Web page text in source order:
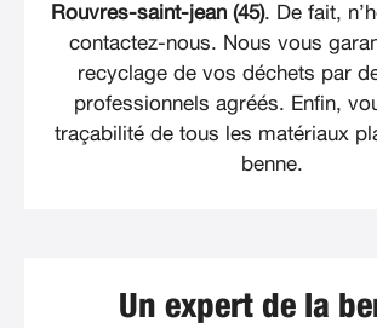
Rouvres-saint-jean (45). De fait,
contactez-nous. Nous vous
recyclage de vos déchets par
professionnels agréés. Enfin,
traçabilité de tous les matériaux
benne.
Un expert de la